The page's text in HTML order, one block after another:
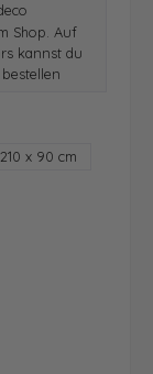
Shop. Auf
kannst du
x 90 cm